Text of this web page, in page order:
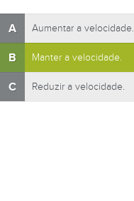
A Aumentar a velocidade.
B Manter a velocidade.
C Reduzir a velocidade.